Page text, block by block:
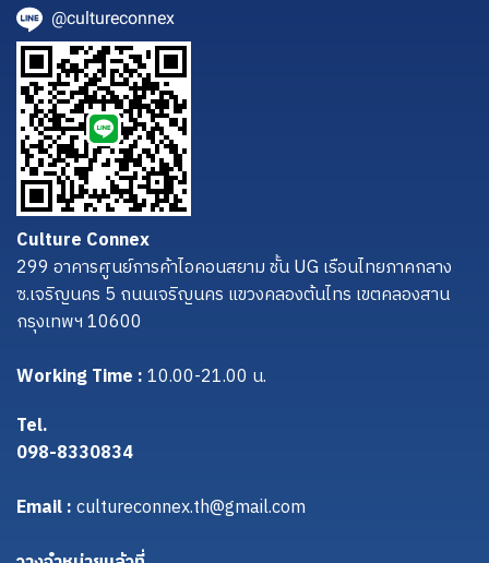
@cultureconnex
Culture Connex
299 อาคารศูนย์การค้าไอคอนสยาม ชั้น UG เรือนไทยภาคกลาง
ซ.เจริญนคร 5 ถนนเจริญนคร แขวงคลองต้นไทร เขตคลองสาน
กรุงเทพฯ 10600
Working Time :10.00-21.00 น.
Tel.
098-8330834
Email :cultureconnex.th@gmail.com